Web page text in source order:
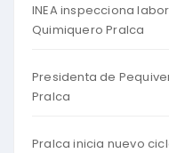
INEA inspecciona
Quimiquero Pralca
Presidenta de
Pralca
Pralca inicia nuevo